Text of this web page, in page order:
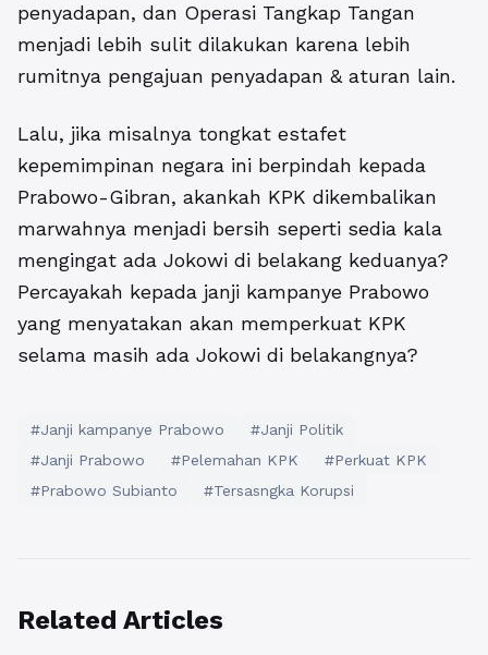
penyadapan, dan Operasi Tangkap Tangan
menjadi lebih sulit dilakukan karena lebih
rumitnya pengajuan penyadapan & aturan lain.
Lalu, jika misalnya tongkat estafet
kepemimpinan negara ini berpindah kepada
Prabowo-Gibran, akankah KPK dikembalikan
marwahnya menjadi bersih seperti sedia kala
mengingat ada Jokowi di belakang keduanya?
Percayakah kepada janji kampanye Prabowo
yang menyatakan akan memperkuat KPK
selama masih ada Jokowi di belakangnya?
#Janji kampanye Prabowo
#Janji Politik
#Janji Prabowo
#Pelemahan KPK
#Perkuat KPK
#Prabowo Subianto
#Tersasngka Korupsi
Related Articles